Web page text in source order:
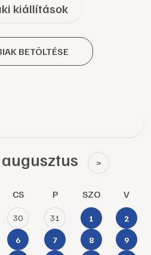
kiállítások
BETÖLTÉSE
>
CS P SZO V
30 31 1 2
6 7 8 9